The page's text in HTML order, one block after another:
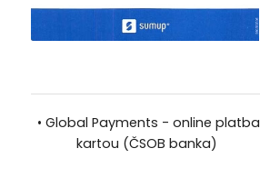
• Global Payments - online platba
kartou (ČSOB banka)